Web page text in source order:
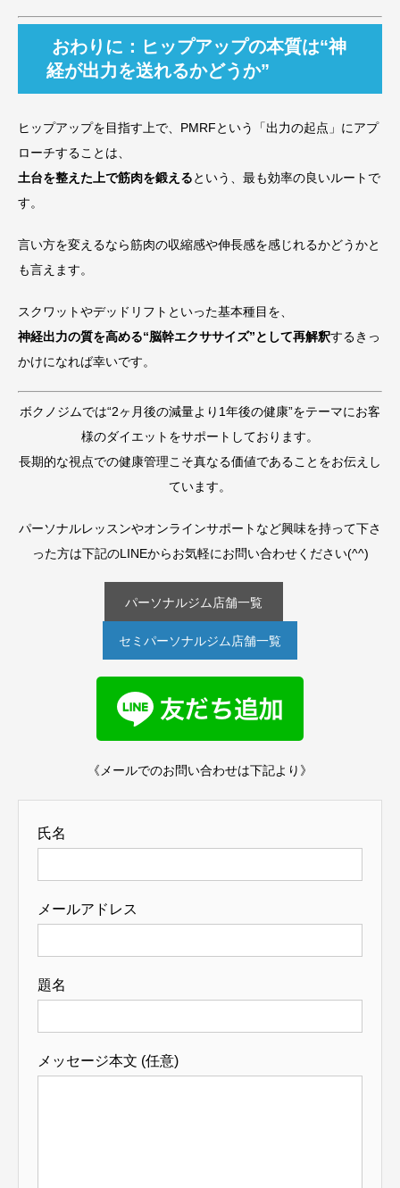
おわりに：ヒップアップの本質は“神
経が出力を送れるかどうか”
ヒップアップを目指す上で、PMRFという「出力の起点」にアプ
ローチすることは、
土台を整えた上で筋肉を鍛えるという、最も効率の良いルートで
す。
言い方を変えるなら筋肉の収縮感や伸長感を感じれるかどうかと
も言えます。
スクワットやデッドリフトといった基本種目を、
神経出力の質を高める“脳幹エクササイズ”として再解釈するきっ
かけになれば幸いです。
ボクノジムでは“2ヶ月後の減量より1年後の健康”をテーマにお客
様のダイエットをサポートしております。
長期的な視点での健康管理こそ真なる価値であることをお伝えし
ています。
パーソナルレッスンやオンラインサポートなど興味を持って下さ
った方は下記のLINEからお気軽にお問い合わせください(^^)
パーソナルジム店舗一覧
セミパーソナルジム店舗一覧
《メールでのお問い合わせは下記より》
氏名
メールアドレス
題名
メッセージ本文 (任意)